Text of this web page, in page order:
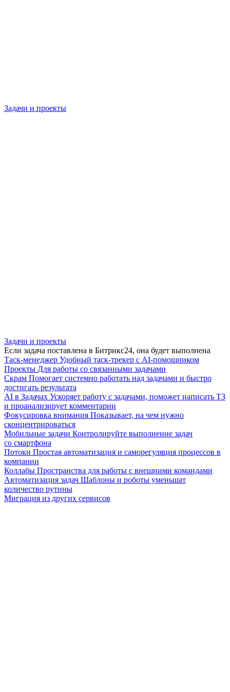
Задачи и проекты
Задачи и проекты
Если задача поставлена в Битрикс24, она будет выполнена
Таск-менеджер Удобный таск-трекер с AI-помощником
Проекты Для работы со связанными задачами
Скрам Помогает системно работать над задачами и быстро
достигать результата
AI в Задачах Ускоряет работу с задачами, поможет написать ТЗ
и проанализирует комментарии
Фокусировка внимания Показывает, на чем нужно
сконцентрироваться
Мобильные задачи Контролируйте выполнение задач
со смартфона
Потоки Простая автоматизация и саморегуляция процессов в
компании
Коллабы Пространства для работы с внешними командами
Автоматизация задач Шаблоны и роботы уменьшат
количество рутины
Миграция из других сервисов